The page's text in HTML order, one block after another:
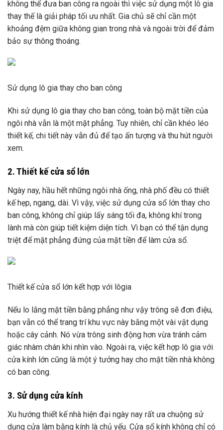
không thể đưa ban công ra ngoài thì việc sử dụng một lô gia
thay thế là giải pháp tối ưu nhất. Gia chủ sẽ chỉ cần một
khoảng đệm giữa không gian trong nhà và ngoài trời để đảm
bảo sự thông thoáng.
Sử dụng lô gia thay cho ban công
Khi sử dụng lô gia thay cho ban công, toàn bộ mặt tiền của
ngôi nhà vẫn là một mặt phẳng. Tuy nhiên, chỉ cần khéo léo
thiết kế, chi tiết này vẫn đủ để tạo ấn tượng và thu hút người
xem.
2. Thiết kế cửa sổ lớn
Ngày nay, hầu hết những ngôi nhà ống, nhà phố đều có thiết
kế hẹp, ngang, dài. Vì vậy, việc sử dụng cửa sổ lớn thay cho
ban công, không chỉ giúp lấy sáng tối đa, không khí trong
lành mà còn giúp tiết kiệm diện tích. Vì bạn có thể tận dụng
triệt để mặt phẳng đứng của mặt tiền để làm cửa sổ.
Thiết kế cửa sổ lớn kết hợp với lôgia
Nếu lo lắng mặt tiền bằng phẳng như vậy trông sẽ đơn điệu,
bạn vẫn có thể trang trí khu vực này bằng một vài vật dụng
hoặc cây cảnh. Nó vừa trông sinh động hơn vừa tránh cảm
giác nhàm chán khi nhìn vào. Ngoài ra, việc kết hợp lô gia với
cửa kính lớn cũng là một ý tưởng hay cho mặt tiền nhà không
có ban công.
3. Sử dụng cửa kính
Xu hướng thiết kế nhà hiện đại ngày nay rất ưa chuộng sử
dụng cửa làm bằng kính là chủ yếu. Cửa sổ kính không chỉ có